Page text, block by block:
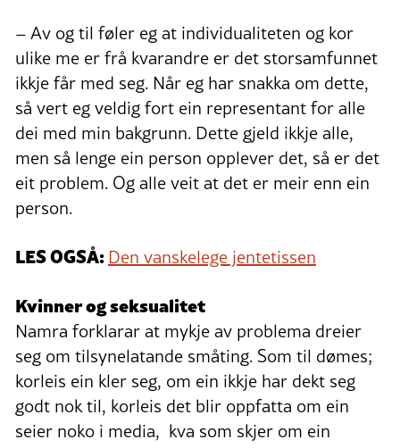
– Av og til føler eg at individualiteten og kor
ulike me er frå kvarandre er det storsamfunnet
ikkje får med seg. Når eg har snakka om dette,
så vert eg veldig fort ein representant for alle
dei med min bakgrunn. Dette gjeld ikkje alle,
men så lenge ein person opplever det, så er det
eit problem. Og alle veit at det er meir enn ein
person.
LES OGSÅ: Den vanskelege jentetissen
Kvinner og seksualitet
Namra forklarar at mykje av problema dreier
seg om tilsynelatande småting. Som til dømes;
korleis ein kler seg, om ein ikkje har dekt seg
godt nok til, korleis det blir oppfatta om ein
seier noko i media, kva som skjer om ein